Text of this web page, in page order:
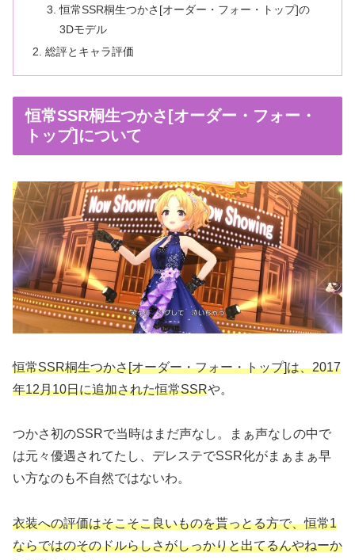
恒常SSR桐生つかさ[オーダー・フォー・トップ]の
3Dモデル
総評とキャラ評価
恒常SSR桐生つかさ[オーダー・フォー・
トップ]について
恒常SSR桐生つかさ[オーダー・フォー・トップ]は、2017
年12月10日に追加された恒常SSRや。
つかさ初のSSRで当時はまだ声なし。まぁ声なしの中で
は元々優遇されてたし、デレステでSSR化がまぁまぁ早
い方なのも不自然ではないわ。
衣装への評価はそこそこ良いものを貰っとる方で、恒常1
ならではのそのドルらしさがしっかりと出てるんやねーか